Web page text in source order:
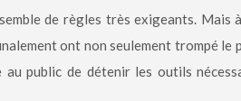
de règles très exigeants. Mais
ont non seulement trompé le
au public de détenir les outils